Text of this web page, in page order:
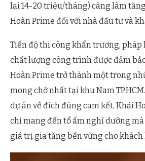
lại 14-20 triệu/tháng) càng làm
Hoàn Prime đối với nhà đầu tư và
Tiến độ thi công khẩn trương, pháp
chất lượng công trình được đảm
Hoàn Prime trở thành một trong
mong chờ nhất tại khu Nam
dự án về đích đúng cam kết, Khải
chỉ mang đến tổ ấm nghỉ dưỡng mà
giá trị gia tăng bền vững cho khách